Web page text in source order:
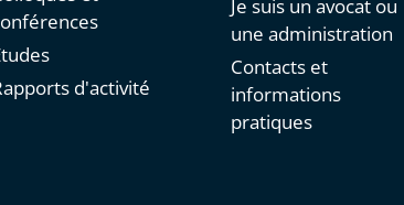
d'activité
Je suis un avocat ou
une administration
Contacts et
informations
pratiques